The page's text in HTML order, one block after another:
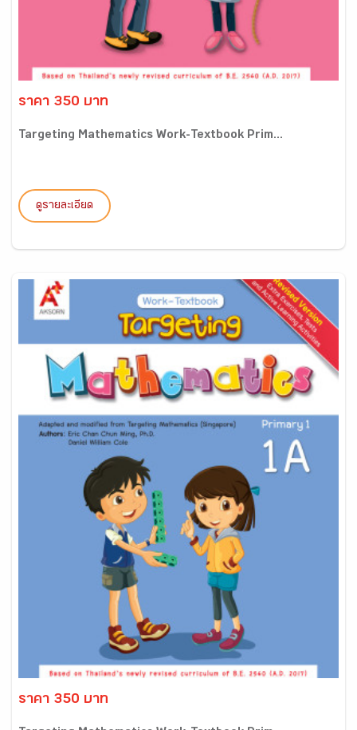
ราคา 350 บาท
Targeting Mathematics Work-Textbook Prim...
ดูรายละเอียด
ราคา 350 บาท